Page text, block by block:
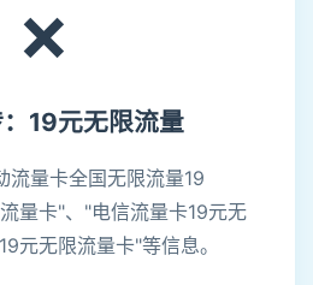
❌
19元无限流量
流量卡全国无限流量19
量卡"、"电信流量卡19元无
元无限流量卡"等信息。